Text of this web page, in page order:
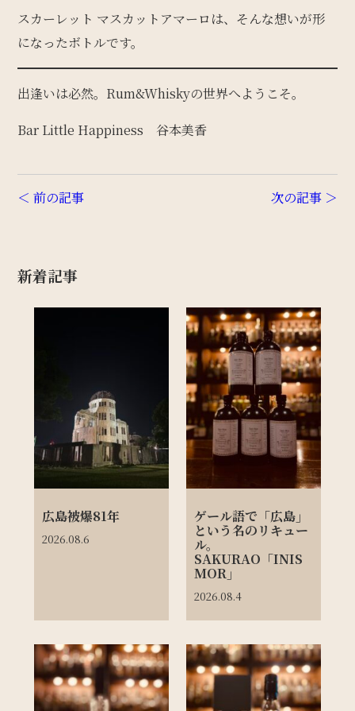
スカーレット マスカットアマーロは、そんな想いが形
になったボトルです。
出逢いは必然。Rum&Whiskyの世界へようこそ。
Bar Little Happiness 谷本美香
＜ 前の記事 次の記事 ＞
新着記事
広島被爆81年
2026.08.6
ゲール語で「広島」
という名のリキュー
ル。
SAKURAO「INIS
MOR」
2026.08.4